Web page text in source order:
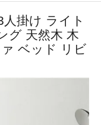
掛け ライト
グ 天然木 木
ベッド リビ